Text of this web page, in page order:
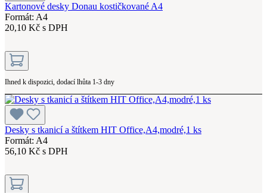
Kartonové desky Donau kostičkované A4
Formát: A4
20,10 Kč s DPH
Ihned k dispozici, dodací lhůta 1-3 dny
Desky s tkanicí a štítkem HIT Office,A4,modré,1 ks
Formát: A4
56,10 Kč s DPH